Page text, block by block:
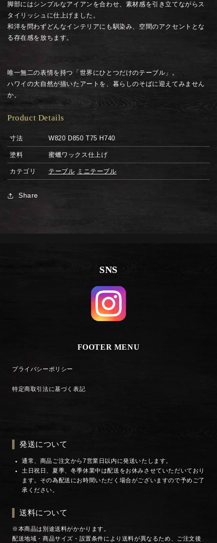
脚部にはシンプルなアイアンを合わせ、素材感を引き立てながらス
タイリッシュに仕上げました。
和洋を問わずどんなインテリアにも馴染み、空間のアクセントとな
る存在感を放ちます。
唯一無二の表情を持つ「世界にひとつだけのテーブル」。
ハワイの大自然が描いたアートを、暮らしのそばに迎えてみません
か。
Product Details
寸法 W820 D850 T75 H740
塗料 蜜蠟ワックス仕上げ
カテゴリ テーブル ミニテーブル
Share
SNS
FOOTER MENU
プライバシーポリシー
特定商取引法に基づく表記
発送について
通常、商品ご注文から7営業日以内に発送いたします。
土日祝日、夏季、冬季休業中は配送をお休みさせていただいており
ます。その為配送にお時間いただく場合がございますので予めご了
承ください。
送料について
※本商品は別途送料がかかります。
配送地域・商品サイズ・設置条件により送料が異なるため、ご注文後